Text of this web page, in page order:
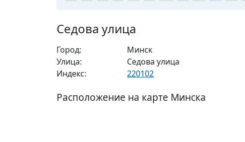
Седова улица
Город:
Минск
Улица:
Седова улица
Индекс:
220102
Расположение на карте Минска
Документы для ЗАГСа